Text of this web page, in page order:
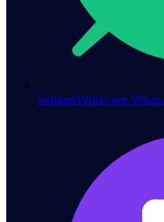
SelliumVentas por